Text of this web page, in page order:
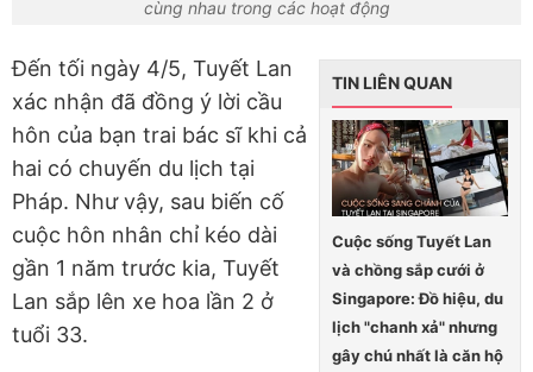
cùng nhau trong các hoạt động
TIN LIÊN QUAN
Cuộc sống Tuyết Lan
và chồng sắp cưới ở
Singapore: Đồ hiệu, du
lịch "chanh xả" nhưng
gây chú nhất là căn hộ
Đến tối ngày 4/5, Tuyết Lan
xác nhận đã đồng ý lời cầu
hôn của bạn trai bác sĩ khi cả
hai có chuyến du lịch tại
Pháp. Như vậy, sau biến cố
cuộc hôn nhân chỉ kéo dài
gần 1 năm trước kia, Tuyết
Lan sắp lên xe hoa lần 2 ở
tuổi 33.